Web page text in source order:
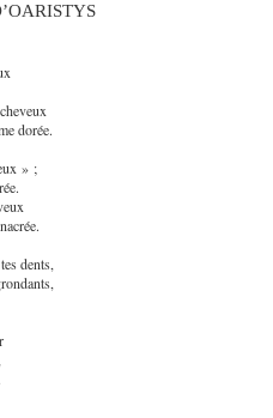
dorée.
» ;
dents,